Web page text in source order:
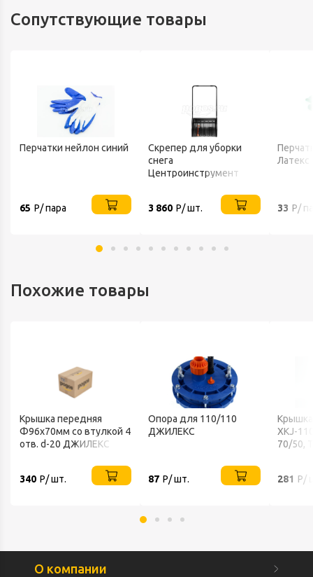
Сопутствующие товары
Перчатки нейлон синий
65 Р/ пара
Скрепер для уборки
снега
Центроинструмент
3 860 Р/ шт.
Латекс
33 Р/
Похожие товары
Крышка передняя
Ф96х70мм со втулкой 4
отв. d-20 ДЖИЛЕКС
340 Р/ шт.
Опора для 110/110
ДЖИЛЕКС
87 Р/ шт.
XKJ-
70/50,
281 Р/
О компании